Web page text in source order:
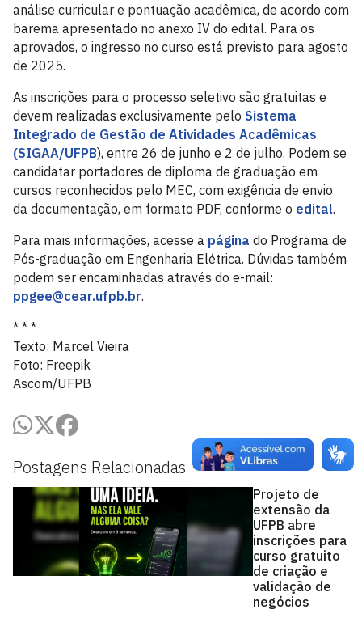
Postagens Relacionadas
Projeto de
extensão da
UFPB abre
inscrições para
curso gratuito
de criação e
validação de
negócios
análise curricular e pontuação acadêmica, de acordo com
barema apresentado no anexo IV do edital. Para os
aprovados, o ingresso no curso está previsto para agosto
de 2025.
As inscrições para o processo seletivo são gratuitas e
devem realizadas exclusivamente pelo Sistema
Integrado de Gestão de Atividades Acadêmicas
(SIGAA/UFPB), entre 26 de junho e 2 de julho. Podem se
candidatar portadores de diploma de graduação em
cursos reconhecidos pelo MEC, com exigência de envio
da documentação, em formato PDF, conforme o edital.
Para mais informações, acesse a página do Programa de
Pós-graduação em Engenharia Elétrica. Dúvidas também
podem ser encaminhadas através do e-mail:
ppgee@cear.ufpb.br.
* * *
Texto: Marcel Vieira
Foto: Freepik
Ascom/UFPB